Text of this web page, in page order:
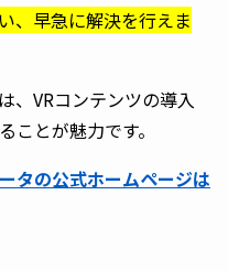
、早急に解決を行えま
、VRコンテンツの導入
ことが魅力です。
タの公式ホームページは